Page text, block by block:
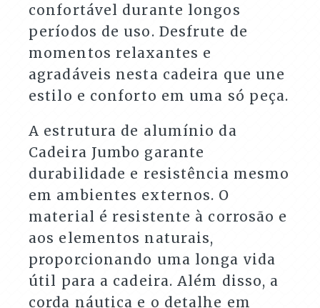
confortável durante longos
períodos de uso. Desfrute de
momentos relaxantes e
agradáveis nesta cadeira que une
estilo e conforto em uma só peça.
A estrutura de alumínio da
Cadeira Jumbo garante
durabilidade e resistência mesmo
em ambientes externos. O
material é resistente à corrosão e
aos elementos naturais,
proporcionando uma longa vida
útil para a cadeira. Além disso, a
corda náutica e o detalhe em